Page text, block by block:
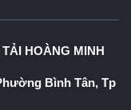
HOÀNG MINH
Bình Tân, Tp